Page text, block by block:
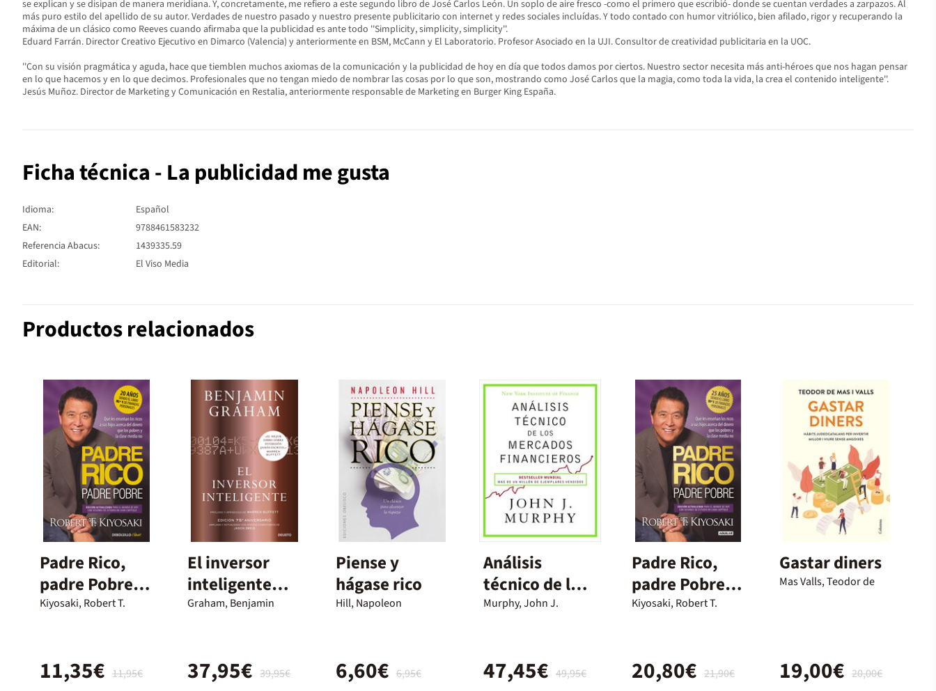
se explican y se disipan de manera meridiana. Y, concretamente, me refiero a este segundo libro de José Carlos León. Un soplo de aire fresco -como el primero que escribió- donde se cuentan verdades a zarpazos. Al
más puro estilo del apellido de su autor. Verdades de nuestro pasado y nuestro presente publicitario con internet y redes sociales incluídas. Y todo contado con humor vitriólico, bien afilado, rigor y recuperando la
máxima de un clásico como Reeves cuando afirmaba que la publicidad es ante todo ''Simplicity, simplicity, simplicity''.
Eduard Farrán. Director Creativo Ejecutivo en Dimarco (Valencia) y anteriormente en BSM, McCann y El Laboratorio. Profesor Asociado en la UJI. Consultor de creatividad publicitaria en la UOC.
''Con su visión pragmática y aguda, hace que tiemblen muchos axiomas de la comunicación y la publicidad de hoy en día que todos damos por ciertos. Nuestro sector necesita más anti-héroes que nos hagan pensar
en lo que hacemos y en lo que decimos. Profesionales que no tengan miedo de nombrar las cosas por lo que son, mostrando como José Carlos que la magia, como toda la vida, la crea el contenido inteligente''.
Jesús Muñoz. Director de Marketing y Comunicación en Restalia, anteriormente responsable de Marketing en Burger King España.
Ficha técnica - La publicidad me gusta
Idioma:
Español
EAN:
9788461583232
Referencia Abacus:
1439335.59
Editorial:
El Viso Media
Productos relacionados
Padre Rico,
padre Pobre
(edición
Kiyosaki, Robert T.
11,95€
11,35€
El inversor
inteligente
(renovación)
Graham, Benjamin
39,95€
37,95€
Piense y
hágase rico
Hill, Napoleon
6,95€
6,60€
Análisis
técnico de los
mercados
Murphy, John J.
49,95€
47,45€
Padre Rico,
padre Pobre
(edición
actualizada y
Kiyosaki, Robert T.
21,90€
20,80€
Gastar diners
Mas Valls, Teodor de
20,00€
19,00€